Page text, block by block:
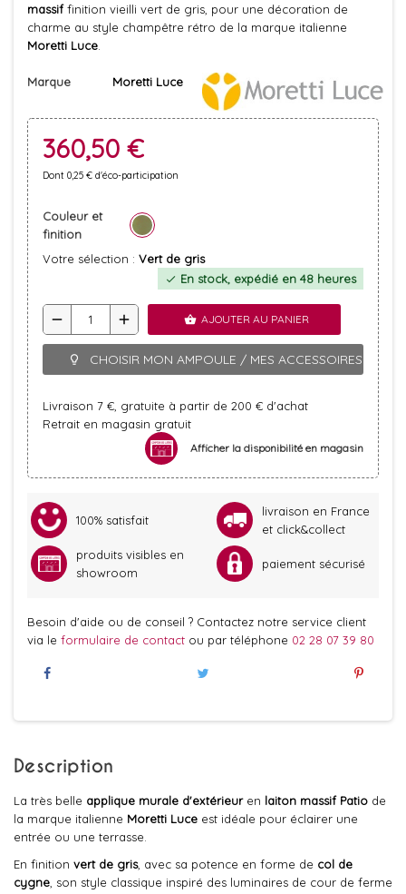
massiffinition vieilli vert de gris, pour une décoration de
charme au style champêtre rétro de la marque italienne
Moretti Luce
Marque Moretti Luce
360,50 €
Dont 0,25 € d'éco-participation
Couleur et
finition
Votre sélection : Vert de gris
check En stock, expédié en 48 heures
remove add shopping_basket AJOUTER AU PANIER
lightbulb_outline CHOISIR MON AMPOULE / MES ACCESSOIRES
Livraison 7 €, gratuite à partir de 200 € d'achat
Retrait en magasin gratuit
Afficher la disponibilité en magasin
100% satisfait
livraison en France
et click&collect
produits visibles en
showroom
paiement sécurisé
Besoin d'aide ou de conseil ? Contactez notre service client
via le formulaire de contact ou par téléphone 02 28 07 39 80
Description
La très belle applique murale d'extérieuren laiton massif Patio de
la marque italienne Moretti Luce est idéale pour éclairer une
entrée ou une terrasse.
En finition vert de gris, avec sa potence en forme de col de
cygne , son style classique inspiré des luminaires de cour de ferme